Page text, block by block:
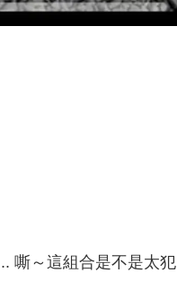
嘶～這組合是不是太犯